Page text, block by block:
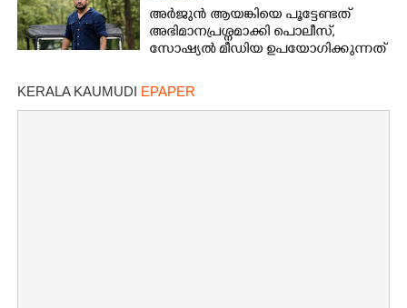
അർജുൻ ആയങ്കിയെ പൂട്ടേണ്ടത്
അഭിമാനപ്രശ്നമാക്കി പൊലീസ്,
സാേഷ്യൽ മീഡിയ ഉപയോഗിക്കുന്നത്
KERALA KAUMUDI EPAPER